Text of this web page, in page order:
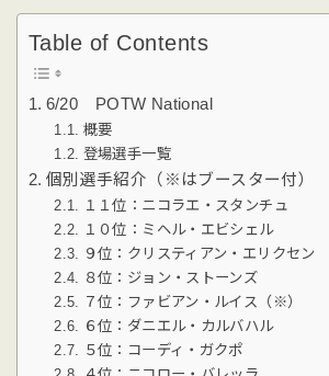
Table of Contents
6/20 POTW National
概要
登場選手一覧
個別選手紹介（※はブースター付）
１１位：ニコラエ・スタンチュ
１０位：ミヘル・エビシェル
９位：クリスティアン・エリクセン
８位：ジョン・ストーンズ
７位：ファビアン・ルイス（※）
６位：ダニエル・カルバハル
５位：コーディ・ガクポ